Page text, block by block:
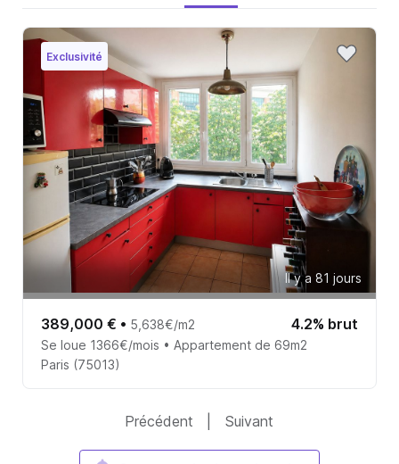
Exclusivité
Il y a 81 jours
389,000 € • 5,638€/m2 4.2% brut
Se loue 1366€/mois • Appartement de 69m2
Paris (75013)
Précédent Suivant